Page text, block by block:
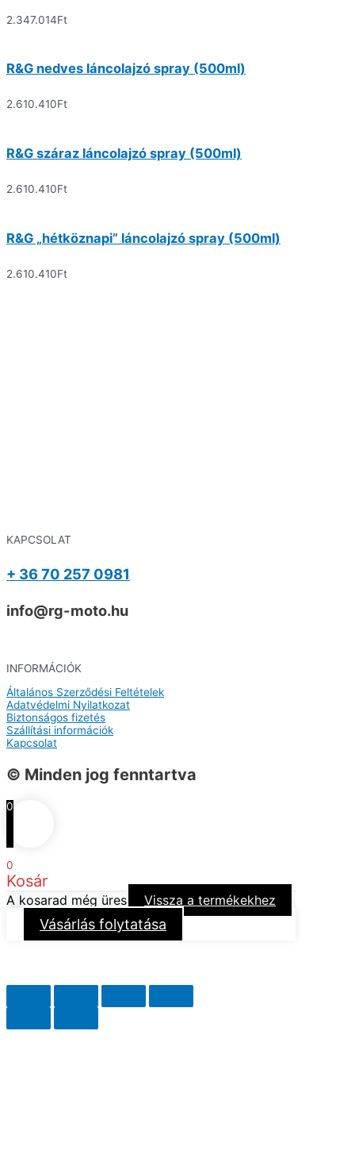
2.347.014Ft
R&G nedves láncolajzó spray (500ml)
2.610.410Ft
R&G száraz láncolajzó spray (500ml)
2.610.410Ft
R&G „hétköznapi” láncolajzó spray (500ml)
2.610.410Ft
KAPCSOLAT
+ 36 70 257 0981
info@rg-moto.hu
INFORMÁCIÓK
Általános Szerződési Feltételek
Adatvédelmi Nyilatkozat
Biztonságos fizetés
Szállítási információk
Kapcsolat
© Minden jog fenntartva
0
0
Kosár
A kosarad még üres Vissza a termékekhez
Vásárlás folytatása